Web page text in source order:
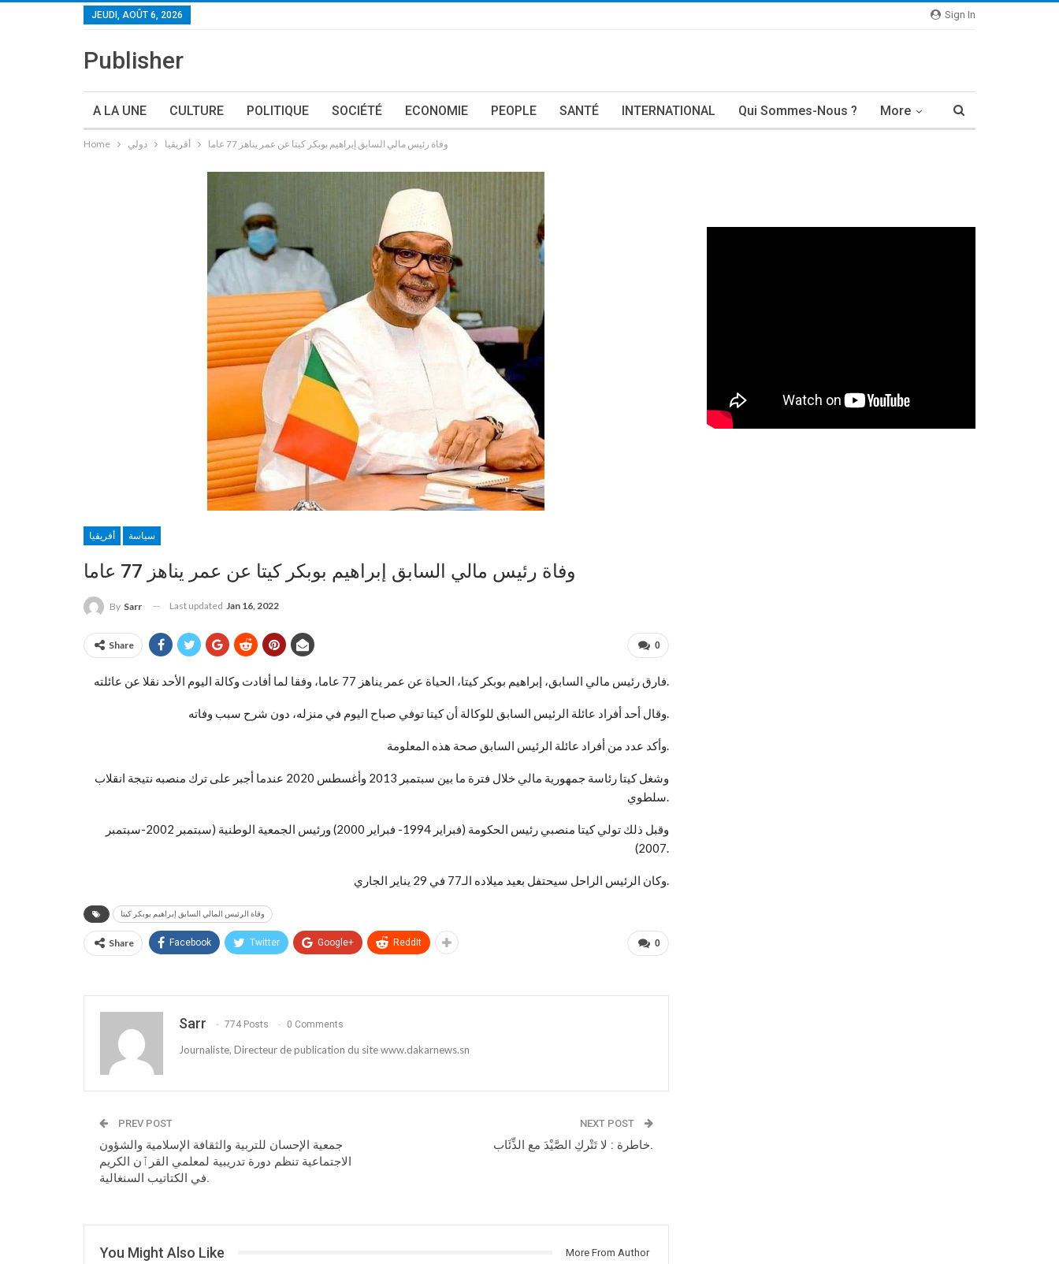
Sign In
JEUDI, AOÛT 6, 2026
Publisher
A LA UNE CULTURE POLITIQUE SOCIÉTÉ ECONOMIE PEOPLE SANTÉ INTERNATIONAL Qui Sommes-Nous ? More
Home دولي أفريقيا وفاة رئيس مالي السابق إبراهيم بوبكر كيتا عن عمر يناهز 77 عاما
أفريقيا سياسة
وفاة رئيس مالي السابق إبراهيم بوبكر كيتا عن عمر يناهز 77 عاما
By Sarr Last updated Jan 16, 2022
0
Share
فارق رئيس مالي السابق، إبراهيم بوبكر كيتا، الحياة عن عمر يناهز 77 عاما، وفقا لما أفادت وكالة اليوم الأحد نقلا عن عائلته.
وقال أحد أفراد عائلة الرئيس السابق للوكالة أن كيتا توفي صباح اليوم في منزله، دون شرح سبب وفاته.
وأكد عدد من أفراد عائلة الرئيس السابق صحة هذه المعلومة.
وشغل كيتا رئاسة جمهورية مالي خلال فترة ما بين سبتمبر 2013 وأغسطس 2020 عندما أجبر على ترك منصبه نتيجة انقلاب
سلطوي.
وقبل ذلك تولي كيتا منصبي رئيس الحكومة (فبراير 1994- فبراير 2000) ورئيس الجمعية الوطنية (سبتمبر 2002-سبتمبر
2007).
وكان الرئيس الراحل سيحتفل بعيد ميلاده الـ77 في 29 يناير الجاري.
وفاة الرئيس المالي السابق إبراهيم بوبكر كيتا
0
Share Facebook Twitter Google+ ReddIt
Sarr 774 Posts 0 Comments
Journaliste, Directeur de publication du site www.dakarnews.sn
PREV POST
جمعية الإحسان للتربية والثقافة الإسلامية والشؤون
الاجتماعية تنظم دورة تدريبية لمعلمي القرٱن الكريم
في الكتاتيب السنغالية.
NEXT POST
خاطرة : لا تَتْركِ الصَّيْدَ مع الذِّئَاب.
You Might Also Like More From Author